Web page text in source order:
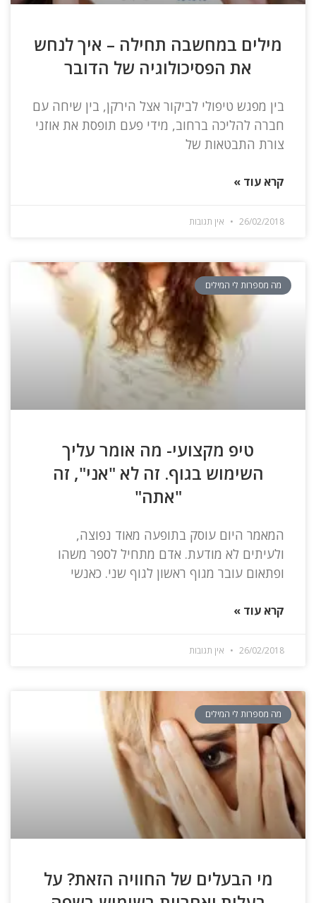
מילים במחשבה תחילה – איך לנחש
את הפסיכולוגיה של הדובר
בין מפגש טיפולי לביקור אצל הירקן, בין שיחה עם
חברה להליכה ברחוב, מידי פעם תופסת את אוזני
צורת התבטאות של
קרא עוד »
26/02/2018 אין תגובות
מה מספרות לי המילים
טיפ מקצועי- מה אומר עליך
השימוש בגוף. זה לא "אני", זה
"אתה"
המאמר היום עוסק בתופעה מאוד נפוצה,
ולעיתים לא מודעת. אדם מתחיל לספר משהו
ופתאום עובר מגוף ראשון לגוף שני. כאנשי
קרא עוד »
26/02/2018 אין תגובות
מה מספרות לי המילים
מי הבעלים של החוויה הזאת? על